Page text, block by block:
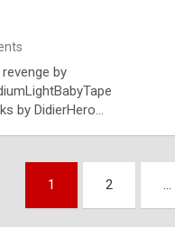
by
by DidierHero…
1 2 …